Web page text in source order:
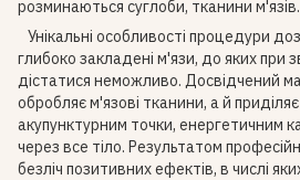
розминаються суглоби, тканини м'язів.
Унікальні особливості процедури
глибоко закладені м'язи, до яких при
дістатися неможливо. Досвідчений
обробляє м'язові тканини, а й
акупунктурним точки, енергетичним
через все тіло. Результатом
безліч позитивних ефектів, в числі